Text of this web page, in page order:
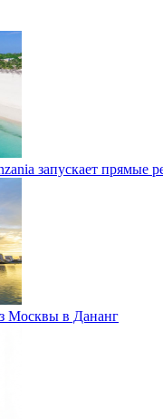
запускает прямые
Москвы в Дананг